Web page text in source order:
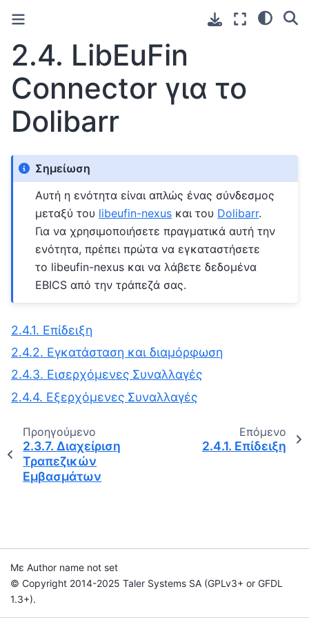
2.4. LibEuFin
Connector για το
Dolibarr
Σημείωση
Αυτή η ενότητα είναι απλώς ένας σύνδεσμος
μεταξύ του libeufin-nexus και του Dolibarr.
Για να χρησιμοποιήσετε πραγματικά αυτή την
ενότητα, πρέπει πρώτα να εγκαταστήσετε
το libeufin-nexus και να λάβετε δεδομένα
EBICS από την τράπεζά σας.
2.4.1. Επίδειξη
2.4.2. Εγκατάσταση και διαμόρφωση
2.4.3. Εισερχόμενες Συναλλαγές
2.4.4. Εξερχόμενες Συναλλαγές
Προηγούμενο
2.3.7. Διαχείριση
Τραπεζικών
Εμβασμάτων
Επόμενο
2.4.1. Επίδειξη
Με Author name not set
© Copyright 2014-2025 Taler Systems SA (GPLv3+ or GFDL
1.3+).